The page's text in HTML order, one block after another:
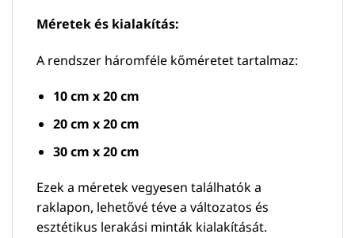
Méretek és kialakítás:
A rendszer háromféle kőméretet tartalmaz:
10 cm x 20 cm
20 cm x 20 cm
30 cm x 20 cm
Ezek a méretek vegyesen találhatók a
raklapon, lehetővé téve a változatos és
esztétikus lerakási minták kialakítását.